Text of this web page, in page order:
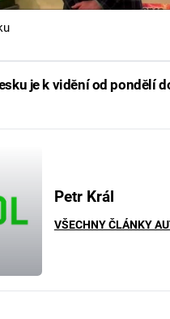
je k vidění od pondělí
Petr Král
VŠECHNY ČLÁNKY